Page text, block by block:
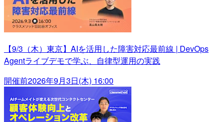
【9/3（木）東京】AIを活用した障害対応最前線 | DevOps
Agentライブデモで学ぶ、自律型運用の実践
開催前2026年9月3日(木) 16:00